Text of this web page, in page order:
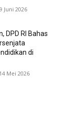
Juni 2026
DPD RI Bahas
di
Mei 2026